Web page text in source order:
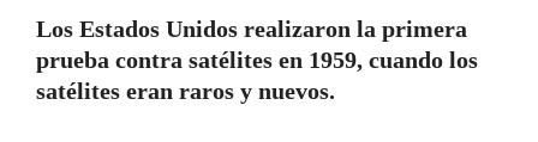
Los Estados Unidos realizaron la primera
prueba contra satélites en 1959, cuando los
satélites eran raros y nuevos.